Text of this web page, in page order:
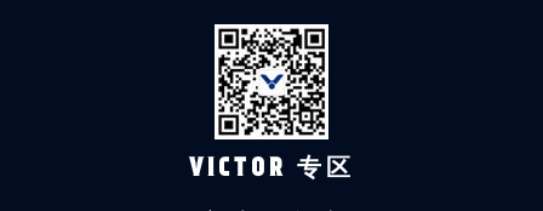
VICTOR 专区